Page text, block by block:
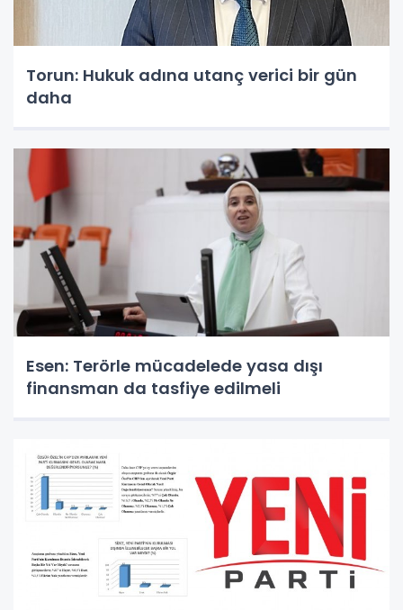
Torun: Hukuk adına utanç verici bir gün
daha
Esen: Terörle mücadelede yasa dışı
finansman da tasfiye edilmeli